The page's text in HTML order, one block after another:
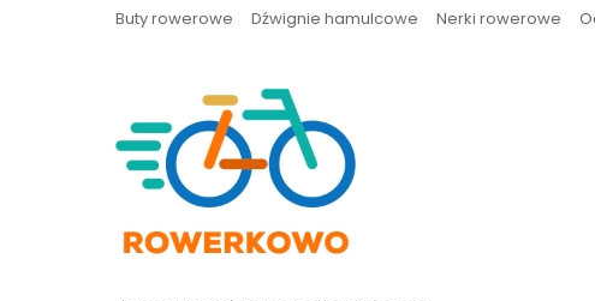
Buty rowerowe Dźwignie hamulcowe Nerki rowerowe